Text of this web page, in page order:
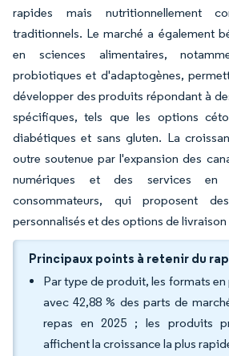
rapides mais nutritionnellement
traditionnels. Le marché a également
en sciences alimentaires,
probiotiques et d'adaptogènes,
développer des produits répondant à
spécifiques, tels que les options
diabétiques et sans gluten. La
outre soutenue par l'expansion des
numériques et des services en
consommateurs, qui proposent
personnalisés et des options de
Principaux points à retenir du
Par type de produit, les formats
avec 42,88 % des parts de
repas en 2025 ; les produits
affichent la croissance la plus